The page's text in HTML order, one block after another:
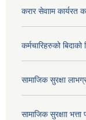
करार सेवााम कार्यरत
कर्मचारिहरुको
सामाजिक सुरक्षा
सामाजिक सुरक्षाा